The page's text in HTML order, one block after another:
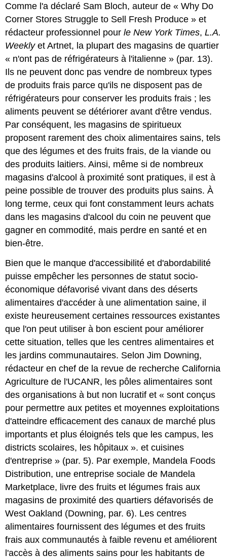
Comme l'a déclaré Sam Bloch, auteur de « Why Do
Corner Stores Struggle to Sell Fresh Produce » et
rédacteur professionnel pourle New York Times,L.A.
Weeklyet Artnet, la plupart des magasins de quartier
« n'ont pas de réfrigérateurs à l'italienne » (par. 13).
Ils ne peuvent donc pas vendre de nombreux types
de produits frais parce qu'ils ne disposent pas de
réfrigérateurs pour conserver les produits frais ; les
aliments peuvent se détériorer avant d'être vendus.
Par conséquent, les magasins de spiritueux
proposent rarement des choix alimentaires sains, tels
que des légumes et des fruits frais, de la viande ou
des produits laitiers. Ainsi, même si de nombreux
magasins d'alcool à proximité sont pratiques, il est à
peine possible de trouver des produits plus sains. À
long terme, ceux qui font constamment leurs achats
dans les magasins d'alcool du coin ne peuvent que
gagner en commodité, mais perdre en santé et en
bien-être.
Bien que le manque d'accessibilité et d'abordabilité
puisse empêcher les personnes de statut socio-
économique défavorisé vivant dans des déserts
alimentaires d'accéder à une alimentation saine, il
existe heureusement certaines ressources existantes
que l'on peut utiliser à bon escient pour améliorer
cette situation, telles que les centres alimentaires et
les jardins communautaires. Selon Jim Downing,
rédacteur en chef de la revue de recherche California
Agriculture de l'UCANR, les pôles alimentaires sont
des organisations à but non lucratif et « sont conçus
pour permettre aux petites et moyennes exploitations
d'atteindre efficacement des canaux de marché plus
importants et plus éloignés tels que lescampus, les
districts scolaires, les hôpitaux ». et cuisines
d'entreprise » (par. 5). Par exemple, Mandela Foods
Distribution, une entreprise sociale de Mandela
Marketplace, livre des fruits et légumes frais aux
magasins de proximité des quartiers défavorisés de
West Oakland (Downing, par. 6). Les centres
alimentaires fournissent des légumes et des fruits
frais aux communautés à faible revenu et améliorent
l'accès à des aliments sains pour les habitants de